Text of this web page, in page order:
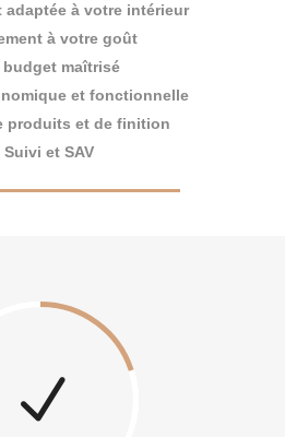
adaptée à votre intérieur
à votre goût
budget maîtrisé
et fonctionnelle
produits et de finition
Suivi et SAV